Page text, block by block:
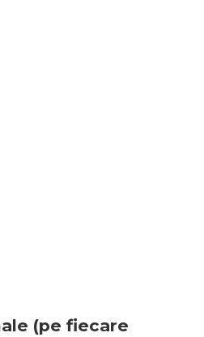
(pe fiecare